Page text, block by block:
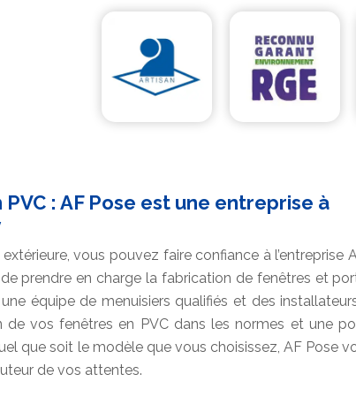
: AF Pose est une entreprise à
vous pouvez faire confiance à l’entreprise
prendre en charge la fabrication de fenêtres et
équipe de menuisiers qualifiés et des
vos fenêtres en PVC dans les normes et une
que soit le modèle que vous choisissez, AF Pose
de vos attentes.